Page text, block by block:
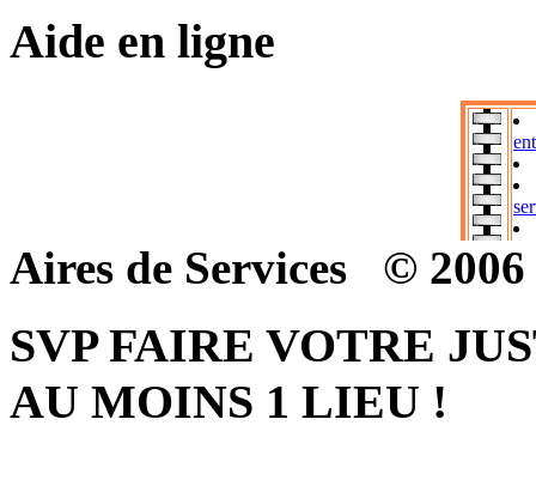
Aide en ligne
Aires de Services ©
SVP FAIRE VOTRE
AU MOINS 1 LIEU !